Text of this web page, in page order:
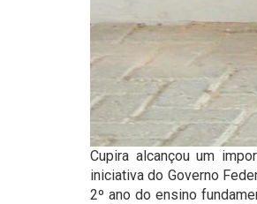
Cupira alcançou um
iniciativa do Governo
2º ano do ensino